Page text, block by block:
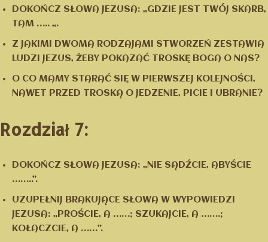
DOKOŃCZ SŁOWA JEZUSA: „GDZIE JEST TWÓJ SKARB,
TAM ….. „.
Z JAKIMI DWOMA RODZAJAMI STWORZEŃ ZESTAWIA
LUDZI JEZUS, ŻEBY POKAZAĆ TROSKĘ BOGA O NAS?
O CO MAMY STARAĆ SIĘ W PIERWSZEJ KOLEJNOŚCI,
NAWET PRZED TROSKĄ O JEDZENIE, PICIE I UBRANIE?
Rozdział 7:
DOKOŃCZ SŁOWA JEZUSA: „NIE SĄDŹCIE, ABYŚCIE
……..”.
UZUPEŁNIJ BRAKUJĄCE SŁOWA W WYPOWIEDZI
JEZUSA: „PROŚCIE, A ……; SZUKAJCIE, A …….;
KOŁACZCIE, A ……”.